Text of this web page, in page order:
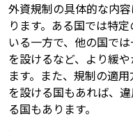
外資規制の具体的な内
ります。ある国では特
いる一方で、他の国で
を設けるなど、より緩
ます。また、規制の適
を設ける国もあれば、
る国もあります。